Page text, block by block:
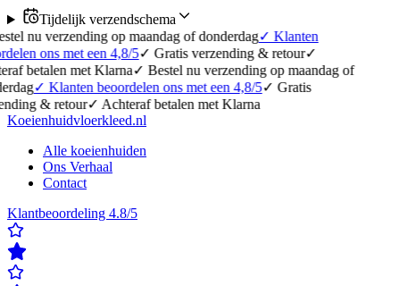
Tijdelijk verzendschema
op maandag of donderdag✓Klanten
een 4,8/5✓Gratis verzending & retour✓
met Klarna✓Bestel nu verzending op maandag of
beoordelen ons met een 4,8/5✓Gratis
✓ Achteraf betalen met Klarna
Koeienhuidvloerkleed.nl
Alle koeienhuiden
Ons Verhaal
Contact
Klantbeoordeling 4.8/5